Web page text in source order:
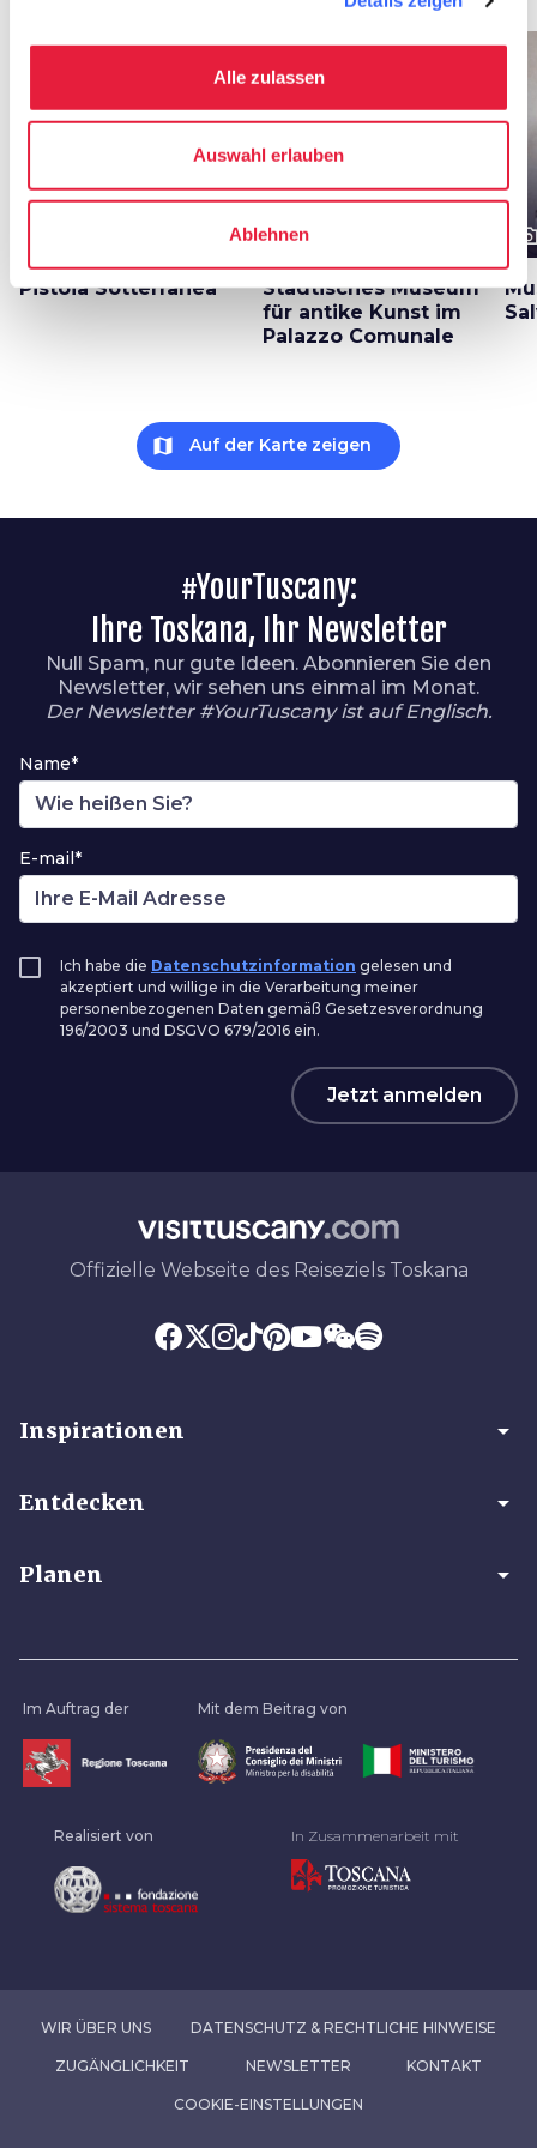
Alle zulassen
Auswahl erlauben
Ablehnen
Pistoia Sotterranea
favorite_border
photo_camera
Städtisches Museum
für antike Kunst im
Palazzo Comunale
map Auf der Karte zeigen
#YourTuscany:
Ihre Toskana, Ihr Newsletter
Null Spam, nur gute Ideen. Abonnieren Sie den
Newsletter, wir sehen uns einmal im Monat.
Der Newsletter #YourTuscany ist auf Englisch.
Name*
E-mail*
Ich habe die Datenschutzinformation gelesen und
akzeptiert und willige in die Verarbeitung meiner
personenbezogenen Daten gemäß Gesetzesverordnung
196/2003 und DSGVO 679/2016 ein.
Jetzt anmelden
Offizielle Webseite des Reiseziels Toskana
Inspirationen arrow_drop_down
Entdecken arrow_drop_down
Planen arrow_drop_down
Im Auftrag der Mit dem Beitrag von
Realisiert von In Zusammenarbeit mit
WIR ÜBER UNS DATENSCHUTZ & RECHTLICHE HINWEISE
ZUGÄNGLICHKEIT NEWSLETTER KONTAKT
COOKIE-EINSTELLUNGEN